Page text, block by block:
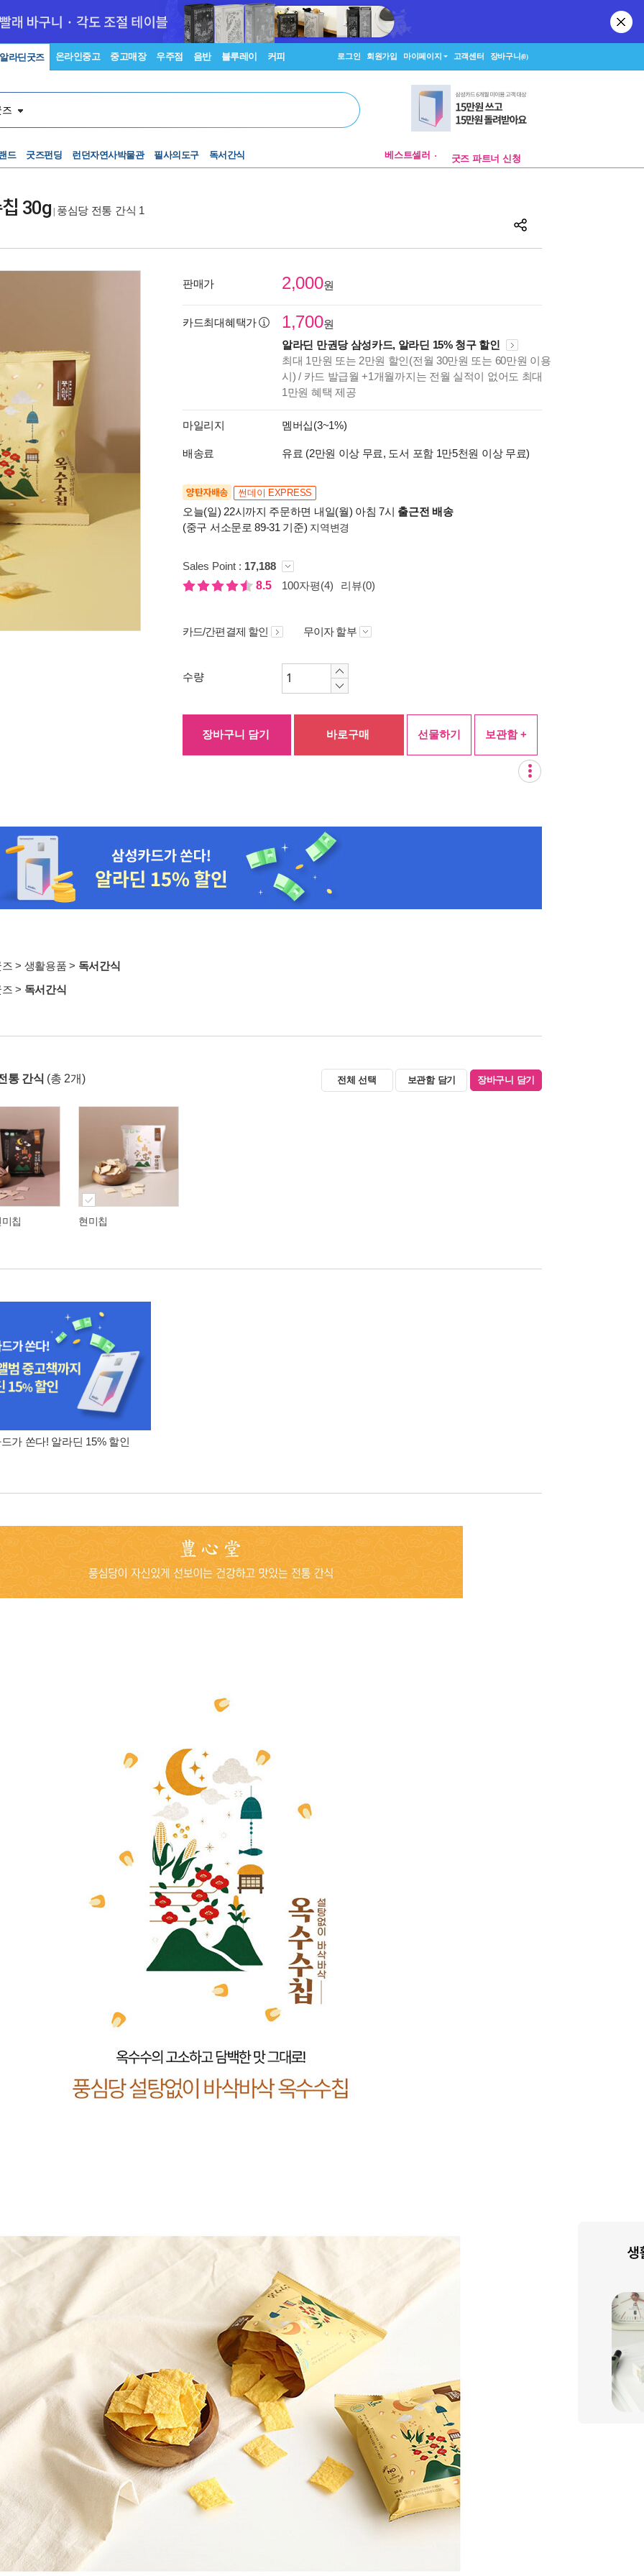
알라딘굿즈 온라인중고 중고매장 우주점 음반 블루레이 커피 로그인 회원가입 마이페이지 고객센터 장바구니(0)
드 굿즈펀딩 런던자연사박물관 필사의도구 독서간식 베스트셀러
굿즈 파트너 신청
30g 풍심당 전통 간식 1
판매가 2,000원
카드최대혜택가 1,700원
알라딘 만권당 삼성카드, 알라딘 15% 청구 할인
최대 1만원 또는 2만원 할인(전월 30만원 또는 60만원 이용
시) / 카드 발급월 +1개월까지는 전월 실적이 없어도 최대
1만원 혜택 제공
마일리지 멤버십(3~1%)
배송료 유료 (2만원 이상 무료, 도서 포함 1만5천원 이상 무료)
양탄자배송 썬데이 EXPRESS
오늘(일) 22시까지 주문하면 내일(월) 아침 7시 출근전 배송
(중구 서소문로 89-31 기준) 지역변경
Sales Point : 17,188
8.5
100자평(4) 리뷰(0)
카드/간편결제 할인 무이자 할부
수량
장바구니 담기 바로구매 선물하기 보관함 +
> 생활용품 > 독서간식
> 독서간식
통 간식 (총 2개) 전체 선택 보관함 담기 장바구니 담기
칩 현미칩
가 쏜다! 알라딘 15% 할인